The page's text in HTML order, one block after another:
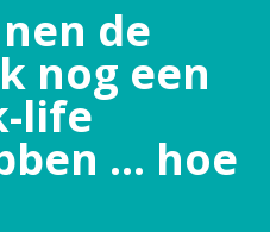
de
nog een
life
… hoe